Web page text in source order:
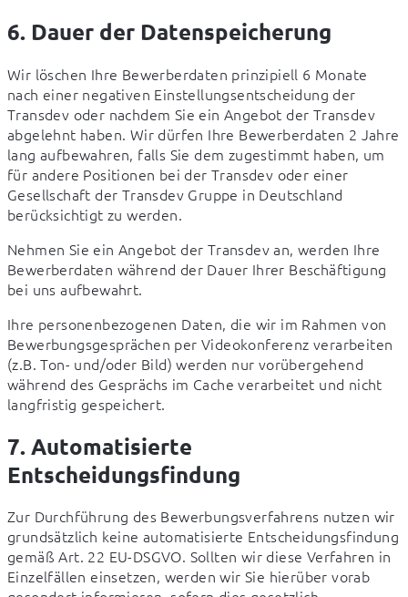
6. Dauer der Datenspeicherung
Wir löschen Ihre Bewerberdaten prinzipiell 6 Monate
nach einer negativen Einstellungsentscheidung der
Transdev oder nachdem Sie ein Angebot der Transdev
abgelehnt haben. Wir dürfen Ihre Bewerberdaten 2 Jahre
lang aufbewahren, falls Sie dem zugestimmt haben, um
für andere Positionen bei der Transdev oder einer
Gesellschaft der Transdev Gruppe in Deutschland
berücksichtigt zu werden.
Nehmen Sie ein Angebot der Transdev an, werden Ihre
Bewerberdaten während der Dauer Ihrer Beschäftigung
bei uns aufbewahrt.
Ihre personenbezogenen Daten, die wir im Rahmen von
Bewerbungsgesprächen per Videokonferenz verarbeiten
(z.B. Ton- und/oder Bild) werden nur vorübergehend
während des Gesprächs im Cache verarbeitet und nicht
langfristig gespeichert.
7. Automatisierte
Entscheidungsfindung
Zur Durchführung des Bewerbungsverfahrens nutzen wir
grundsätzlich keine automatisierte Entscheidungsfindung
gemäß Art. 22 EU-DSGVO. Sollten wir diese Verfahren in
Einzelfällen einsetzen, werden wir Sie hierüber vorab